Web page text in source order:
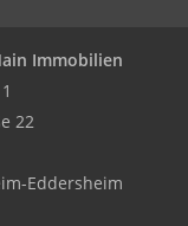
Immobilien
22
Eddersheim